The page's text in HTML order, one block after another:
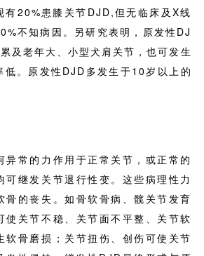
有20%患膝关节DJD,但无临床及X线
不知病因。另研究表明，原发性DJ
及老年大、小型犬肩关节，也可发生
低。原发性DJD多发生于10岁以上的
异常的力作用于正常关节，或正常的
可继发关节退行性变。这些病理性力
骨的丧失。如骨软骨病、髋关节发育
使关节不稳、关节面不平整、关节软
软骨磨损；关节扭伤、创伤可使关节